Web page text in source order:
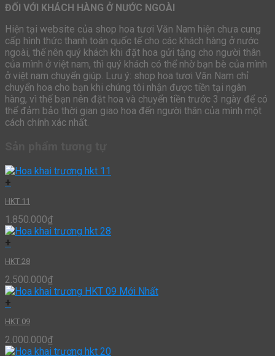
ĐỐI VỚI KHÁCH HÀNG Ở NƯỚC NGOÀI
Hiện tại website của shop hoa tươi Văn Nam hiện chưa cung
cấp hình thức thanh toán quốc tế cho các khách hàng ở nước
ngoài, thế nên quý khách khi đặt hoa gửi tặng cho người thân
của mình ở việt nam, thì quý khách có thể nhờ bạn bè của mình
ở việt nam chuyển giúp. Lưu ý: shop hoa tươi Văn Nam chỉ
chuyển hoa cho bạn khi chúng tôi nhận được tiền tại ngân
hàng, vì thế bạn nên đặt hoa và chuyển tiền trước 3 ngày để có
thể đảm bảo thời gian giao hoa đến người thân của mình một
cách chính xác nhất.
+
HKT 11
1.850.000₫
+
HKT 28
2.500.000₫
+
HKT 09
2.000.000₫